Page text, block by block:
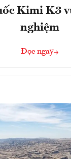
Kimi K3
nghiệm
Đọc ngay